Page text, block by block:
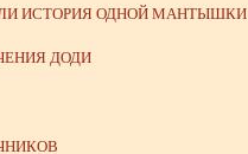
ИСТОРИЯ ОДНОЙ МАНТЫШКИ
ДОДИ